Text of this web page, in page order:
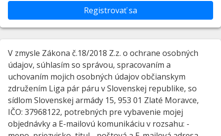
Registrovať sa
V zmysle Zákona č.18/2018 Z.z. o ochrane osobných
údajov, súhlasím so správou, spracovaním a
uchovaním mojich osobných údajov občianskym
združením Liga pár páru v Slovenskej republike, so
sídlom Slovenskej armády 15, 953 01 Zlaté Moravce,
IČO: 37968122, potrebných pre vybavenie mojej
objednávky a E-mailovú komunikáciu v rozsahu: -